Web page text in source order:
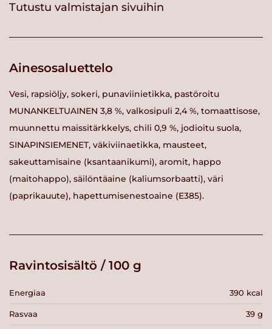
Tutustu valmistajan sivuihin
Ainesosaluettelo
Vesi, rapsiöljy, sokeri, punaviinietikka, pastöroitu
MUNANKELTUAINEN 3,8 %, valkosipuli 2,4 %, tomaattisose,
muunnettu maissitärkkelys, chili 0,9 %, jodioitu suola,
SINAPINSIEMENET, väkiviinaetikka, mausteet,
sakeuttamisaine (ksantaanikumi), aromit, happo
(maitohappo), säilöntäaine (kaliumsorbaatti), väri
(paprikauute), hapettumisenestoaine (E385).
Ravintosisältö / 100 g
Energiaa 390 kcal
Rasvaa 39 g